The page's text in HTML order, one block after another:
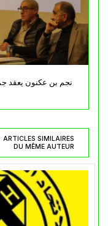
نجم بن عكنون يعقد
ARTICLES SIMILAIRES
DU MÊME AUTEUR